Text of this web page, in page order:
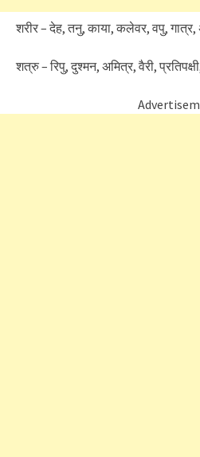
शरीर – देह, तनु, काया, कलेवर, वपु, गात्र,
शत्रु – रिपु, दुश्मन, अमित्र, वैरी,